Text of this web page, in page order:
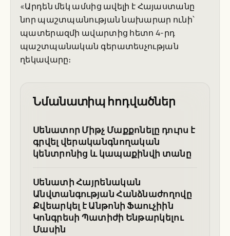
«Արդեն մեկ ամսից ավելի է Հայաստանը
նոր պաշտպանության նախարար ունի՝
պատերազմի ավարտից հետո 4-րդ
պաշտպանական գերատեսչության
ղեկավարը։
Նմանատիպ հոդվածներ
Սենատոր Միթչ Մաքքոնելը դուրս է
գրվել վերականգնողական
կենտրոնից և կապաքինվի տանը
Սենատի Հայրենական
Անվտանգության Հանձնաժողովը
Քվեարկել է Անթոնի Ֆաուչիին
Կոնգրեսի Պատիժի Ենթարկելու
Մասին